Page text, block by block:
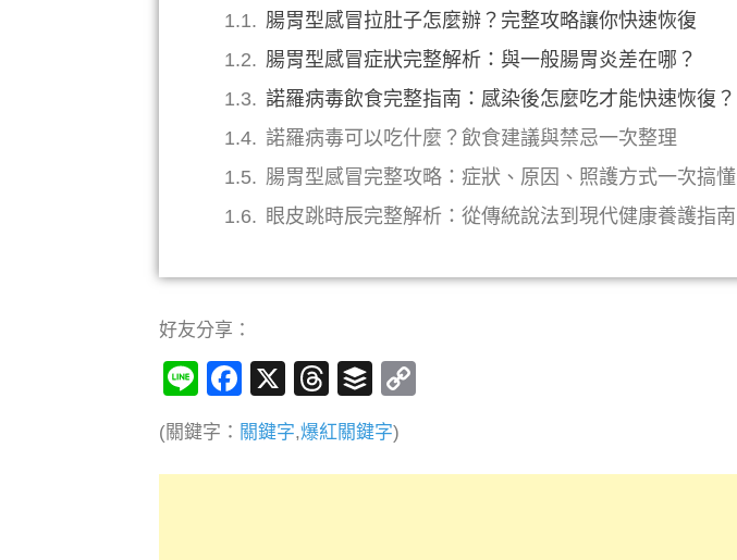
腸胃型感冒拉肚子怎麼辦？完整攻略讓你快速恢復
腸胃型感冒症狀完整解析：與一般腸胃炎差在哪？
諾羅病毒飲食完整指南：感染後怎麼吃才能快速恢復？
諾羅病毒可以吃什麼？飲食建議與禁忌一次整理
腸胃型感冒完整攻略：症狀、原因、照護方式一次搞懂
眼皮跳時辰完整解析：從傳統說法到現代健康養護指南
好友分享：
LineFacebook
X Threads
Buffer
(關鍵字： 關鍵字,爆紅關鍵字)